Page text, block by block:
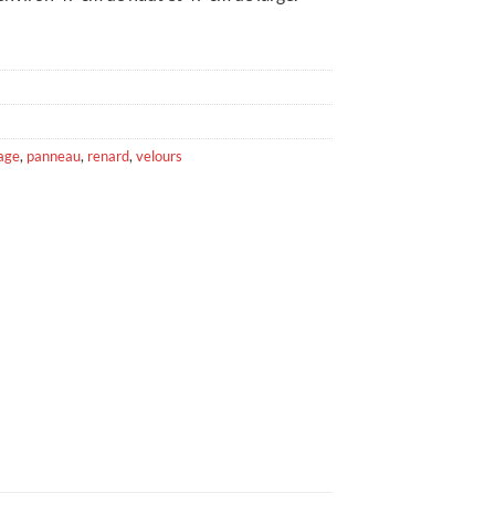
, panneau, renard,velours